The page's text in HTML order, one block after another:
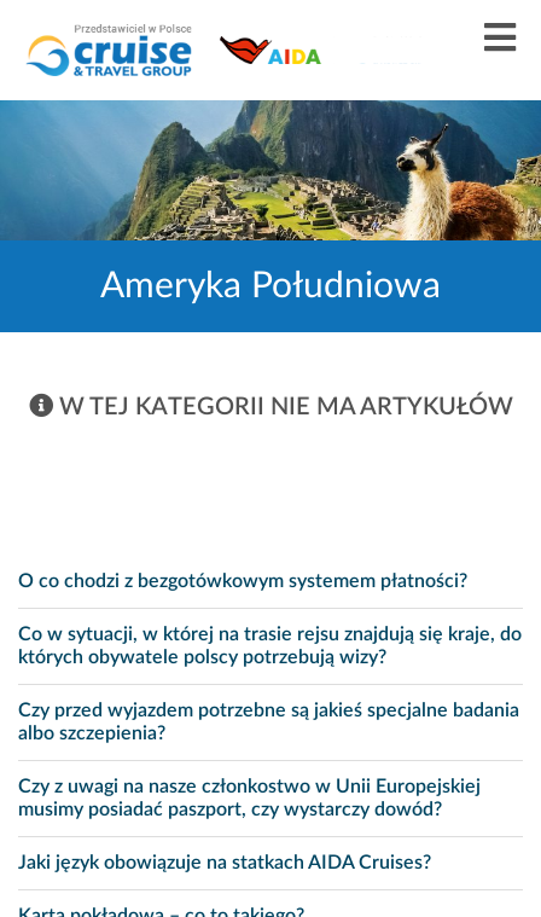
Ameryka Południowa
W TEJ KATEGORII NIE MA ARTYKUŁÓW
O co chodzi z bezgotówkowym systemem płatności?
Co w sytuacji, w której na trasie rejsu znajdują się kraje, do
których obywatele polscy potrzebują wizy?
Czy przed wyjazdem potrzebne są jakieś specjalne badania
albo szczepienia?
Czy z uwagi na nasze członkostwo w Unii Europejskiej
musimy posiadać paszport, czy wystarczy dowód?
Jaki język obowiązuje na statkach AIDA Cruises?